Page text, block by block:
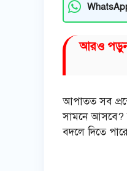
আরও
আপাতত সব
সামনে আসবে?
বদলে দিতে